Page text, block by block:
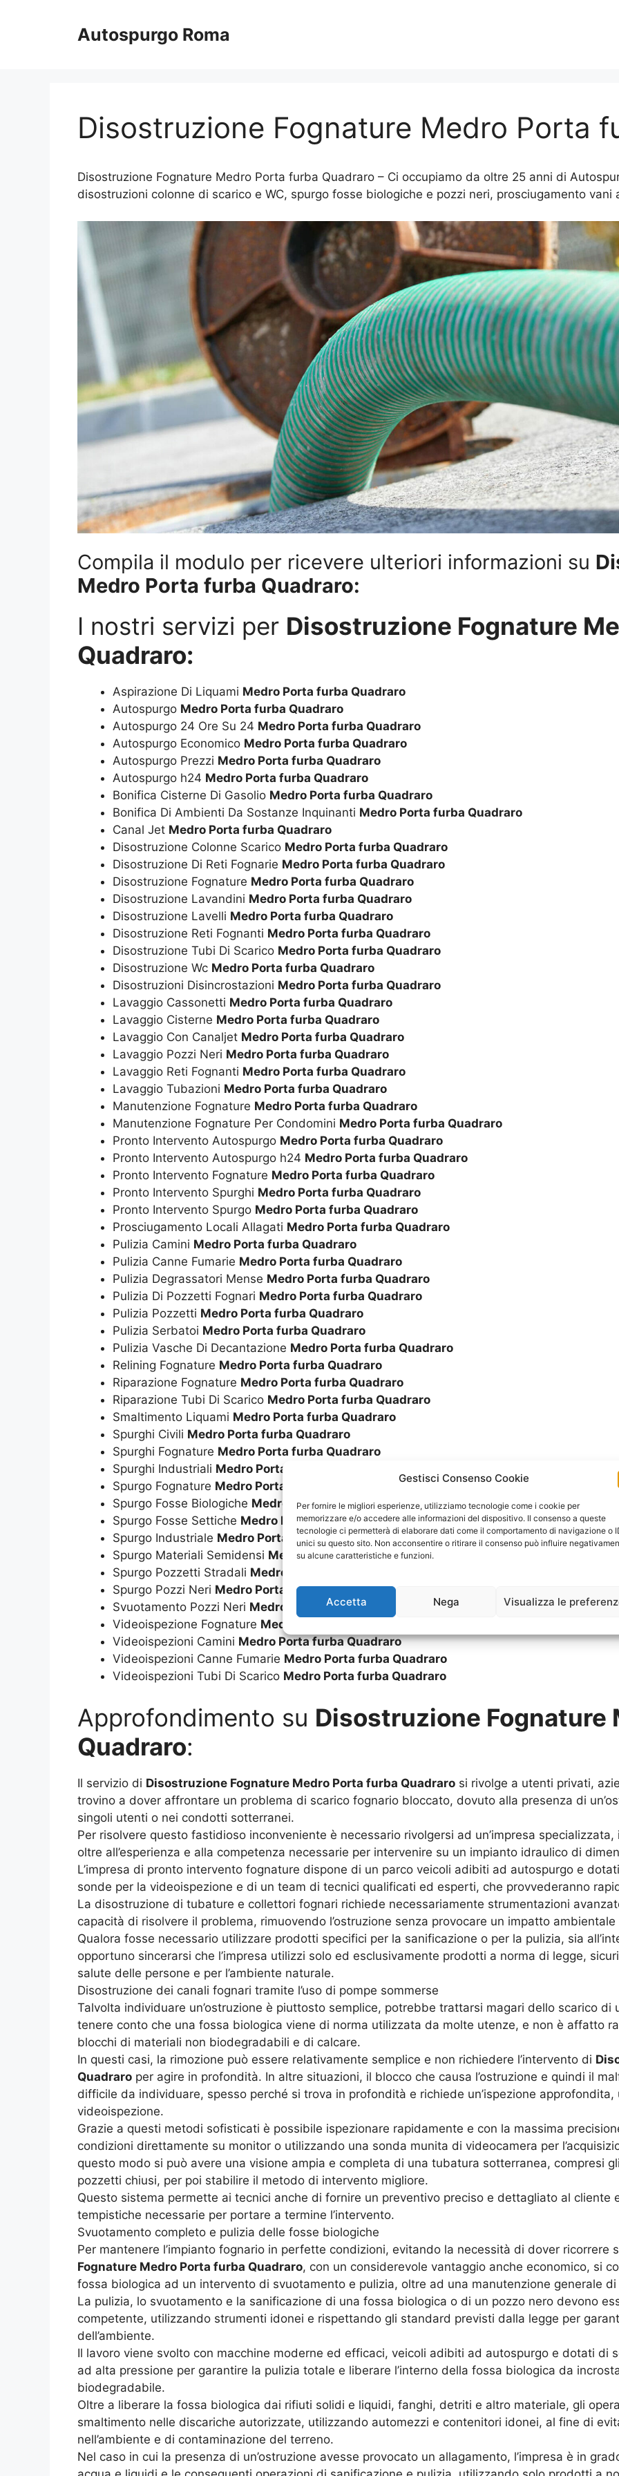
Gestisci Consenso Cookie
Per fornire le migliori esperienze, utilizziamo tecnologie come i cookie per
memorizzare e/o accedere alle informazioni del dispositivo. Il consenso a queste
tecnologie ci permetterà di elaborare dati come il comportamento di navigazione o
unici su questo sito. Non acconsentire o ritirare il consenso può influire
su alcune caratteristiche e funzioni.
Accetta Nega Visualizza le
Autospurgo Roma
Disostruzione Fognature Medro Porta
Disostruzione Fognature Medro Porta furba Quadraro – Ci occupiamo da oltre 25 anni di
disostruzioni colonne di scarico e WC, spurgo fosse biologiche e pozzi neri, prosciugamento vani
Compila il modulo per ricevere ulteriori informazioni su
Medro Porta furba Quadraro:
I nostri servizi per Disostruzione Fognature
Quadraro:
Aspirazione Di Liquami Medro Porta furba Quadraro
Autospurgo Medro Porta furba Quadraro
Autospurgo 24 Ore Su 24 Medro Porta furba Quadraro
Autospurgo Economico Medro Porta furba Quadraro
Autospurgo Prezzi Medro Porta furba Quadraro
Autospurgo h24 Medro Porta furba Quadraro
Bonifica Cisterne Di Gasolio Medro Porta furba Quadraro
Bonifica Di Ambienti Da Sostanze Inquinanti Medro Porta furba Quadraro
Canal Jet Medro Porta furba Quadraro
Disostruzione Colonne Scarico Medro Porta furba Quadraro
Disostruzione Di Reti Fognarie Medro Porta furba Quadraro
Disostruzione Fognature Medro Porta furba Quadraro
Disostruzione Lavandini Medro Porta furba Quadraro
Disostruzione Lavelli Medro Porta furba Quadraro
Disostruzione Reti Fognanti Medro Porta furba Quadraro
Disostruzione Tubi Di Scarico Medro Porta furba Quadraro
Disostruzione Wc Medro Porta furba Quadraro
Disostruzioni Disincrostazioni Medro Porta furba Quadraro
Lavaggio Cassonetti Medro Porta furba Quadraro
Lavaggio Cisterne Medro Porta furba Quadraro
Lavaggio Con Canaljet Medro Porta furba Quadraro
Lavaggio Pozzi Neri Medro Porta furba Quadraro
Lavaggio Reti Fognanti Medro Porta furba Quadraro
Lavaggio Tubazioni Medro Porta furba Quadraro
Manutenzione Fognature Medro Porta furba Quadraro
Manutenzione Fognature Per Condomini Medro Porta furba Quadraro
Pronto Intervento Autospurgo Medro Porta furba Quadraro
Pronto Intervento Autospurgo h24 Medro Porta furba Quadraro
Pronto Intervento Fognature Medro Porta furba Quadraro
Pronto Intervento Spurghi Medro Porta furba Quadraro
Pronto Intervento Spurgo Medro Porta furba Quadraro
Prosciugamento Locali Allagati Medro Porta furba Quadraro
Pulizia Camini Medro Porta furba Quadraro
Pulizia Canne Fumarie Medro Porta furba Quadraro
Pulizia Degrassatori Mense Medro Porta furba Quadraro
Pulizia Di Pozzetti Fognari Medro Porta furba Quadraro
Pulizia Pozzetti Medro Porta furba Quadraro
Pulizia Serbatoi Medro Porta furba Quadraro
Pulizia Vasche Di Decantazione Medro Porta furba Quadraro
Relining Fognature Medro Porta furba Quadraro
Riparazione Fognature Medro Porta furba Quadraro
Riparazione Tubi Di Scarico Medro Porta furba Quadraro
Smaltimento Liquami Medro Porta furba Quadraro
Spurghi Civili Medro Porta furba Quadraro
Spurghi Fognature Medro Porta furba Quadraro
Spurghi Industriali Medro Porta furba Quadraro
Spurgo Fognature Medro Porta furba Quadraro
Spurgo Fosse Biologiche Medro Porta furba Quadraro
Spurgo Fosse Settiche Medro Porta furba Quadraro
Spurgo Industriale Medro Porta furba Quadraro
Spurgo Materiali Semidensi Medro Porta furba Quadraro
Spurgo Pozzetti Stradali Medro Porta furba Quadraro
Spurgo Pozzi Neri Medro Porta furba Quadraro
Svuotamento Pozzi Neri Medro Porta furba Quadraro
Videoispezione Fognature Medro Porta furba Quadraro
Videoispezioni Camini Medro Porta furba Quadraro
Videoispezioni Canne Fumarie Medro Porta furba Quadraro
Videoispezioni Tubi Di Scarico Medro Porta furba Quadraro
Approfondimento su Disostruzione Fognature
Quadraro:
Il servizio di Disostruzione Fognature Medro Porta furba Quadraro si rivolge a utenti privati,
trovino a dover affrontare un problema di scarico fognario bloccato, dovuto alla presenza di
singoli utenti o nei condotti sotterranei.
Per risolvere questo fastidioso inconveniente è necessario rivolgersi ad un’impresa
oltre all’esperienza e alla competenza necessarie per intervenire su un impianto idraulico di
L’impresa di pronto intervento fognature dispone di un parco veicoli adibiti ad autospurgo e
sonde per la videoispezione e di un team di tecnici qualificati ed esperti, che provvederanno
La disostruzione di tubature e collettori fognari richiede necessariamente strumentazioni
capacità di risolvere il problema, rimuovendo l’ostruzione senza provocare un impatto
Qualora fosse necessario utilizzare prodotti specifici per la sanificazione o per la pulizia, sia
opportuno sincerarsi che l’impresa utilizzi solo ed esclusivamente prodotti a norma di legge,
salute delle persone e per l’ambiente naturale.
Disostruzione dei canali fognari tramite l’uso di pompe sommerse
Talvolta individuare un’ostruzione è piuttosto semplice, potrebbe trattarsi magari dello scarico
tenere conto che una fossa biologica viene di norma utilizzata da molte utenze, e non è affatto
blocchi di materiali non biodegradabili e di calcare.
In questi casi, la rimozione può essere relativamente semplice e non richiedere l’intervento di
Quadraro per agire in profondità. In altre situazioni, il blocco che causa l’ostruzione e quindi il
difficile da individuare, spesso perché si trova in profondità e richiede un’ispezione
videoispezione.
Grazie a questi metodi sofisticati è possibile ispezionare rapidamente e con la massima
condizioni direttamente su monitor o utilizzando una sonda munita di videocamera per
questo modo si può avere una visione ampia e completa di una tubatura sotterranea, compresi
pozzetti chiusi, per poi stabilire il metodo di intervento migliore.
Questo sistema permette ai tecnici anche di fornire un preventivo preciso e dettagliato al cliente
tempistiche necessarie per portare a termine l’intervento.
Svuotamento completo e pulizia delle fosse biologiche
Per mantenere l’impianto fognario in perfette condizioni, evitando la necessità di dover ricorrere
Fognature Medro Porta furba Quadraro, con un considerevole vantaggio anche economico, si
fossa biologica ad un intervento di svuotamento e pulizia, oltre ad una manutenzione generale
La pulizia, lo svuotamento e la sanificazione di una fossa biologica o di un pozzo nero devono
competente, utilizzando strumenti idonei e rispettando gli standard previsti dalla legge per
dell’ambiente.
Il lavoro viene svolto con macchine moderne ed efficaci, veicoli adibiti ad autospurgo e dotati di
ad alta pressione per garantire la pulizia totale e liberare l’interno della fossa biologica da
biodegradabile.
Oltre a liberare la fossa biologica dai rifiuti solidi e liquidi, fanghi, detriti e altro materiale, gli
smaltimento nelle discariche autorizzate, utilizzando automezzi e contenitori idonei, al fine di
nell’ambiente e di contaminazione del terreno.
Nel caso in cui la presenza di un’ostruzione avesse provocato un allagamento, l’impresa è in